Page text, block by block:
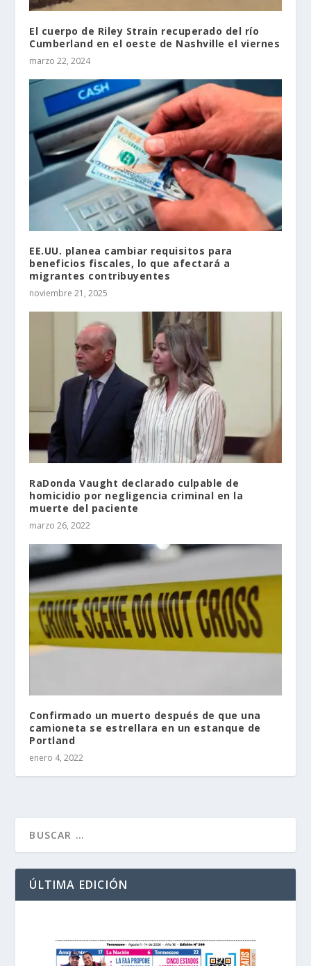
El cuerpo de Riley Strain recuperado del río
Cumberland en el oeste de Nashville el viernes
marzo 22, 2024
EE.UU. planea cambiar requisitos para
beneficios fiscales, lo que afectará a
migrantes contribuyentes
noviembre 21, 2025
RaDonda Vaught declarado culpable de
homicidio por negligencia criminal en la
muerte del paciente
marzo 26, 2022
Confirmado un muerto después de que una
camioneta se estrellara en un estanque de
Portland
enero 4, 2022
ÚLTIMA EDICIÓN